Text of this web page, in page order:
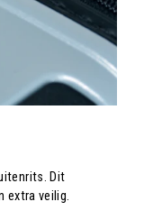
Dit
extra veilig.